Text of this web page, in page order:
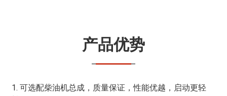
产品优势
1. 可选配柴油机总成，质量保证，性能优越，启动更轻